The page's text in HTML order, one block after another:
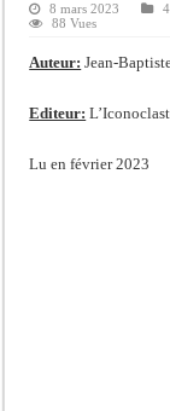
8 mars 2023
88 Vues
Auteur: Jean-
Editeur:
Lu en février 2023